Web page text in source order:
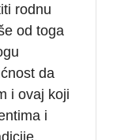
rodnu
od toga
da
i ovaj koji
i